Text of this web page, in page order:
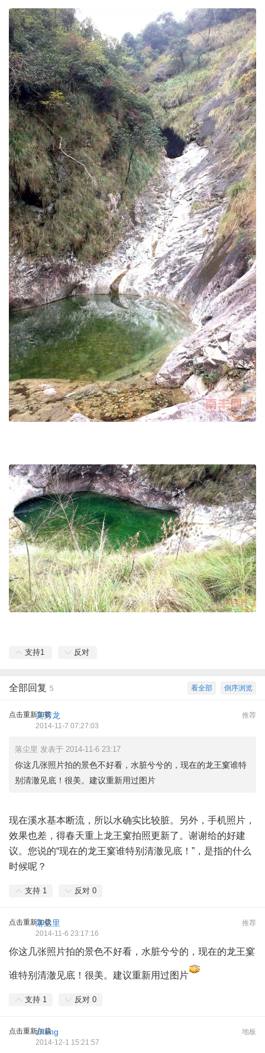
支持1 反对
倒序浏览
看全部
全部回复 5
点击重新加载 推荐
吴芳龙
2014-11-7 07:27:03
落尘里 发表于 2014-11-6 23:17
你这几张照片拍的景色不好看，水脏兮兮的，现在的龙王窠谁特
别清澈见底！很美。建议重新用过图片
现在溪水基本断流，所以水确实比较脏。另外，手机照片，
效果也差，得春天重上龙王窠拍照更新了。谢谢给的好建
议。您说的“现在的龙王窠谁特别清澈见底！”，是指的什么
时候呢？
支持 1 反对 0
点击重新加载 推荐
落尘里
2014-11-6 23:17:16
你这几张照片拍的景色不好看，水脏兮兮的，现在的龙王窠
谁特别清澈见底！很美。建议重新用过图片
支持 1 反对 0
点击重新加载 地板
zhang
2014-12-1 15:21:57